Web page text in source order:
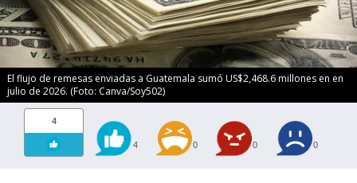
El flujo de remesas enviadas a Guatemala sumó US$2,468.6 millones en en
julio de 2026. (Foto: Canva/Soy502)
4
4 0 0 0